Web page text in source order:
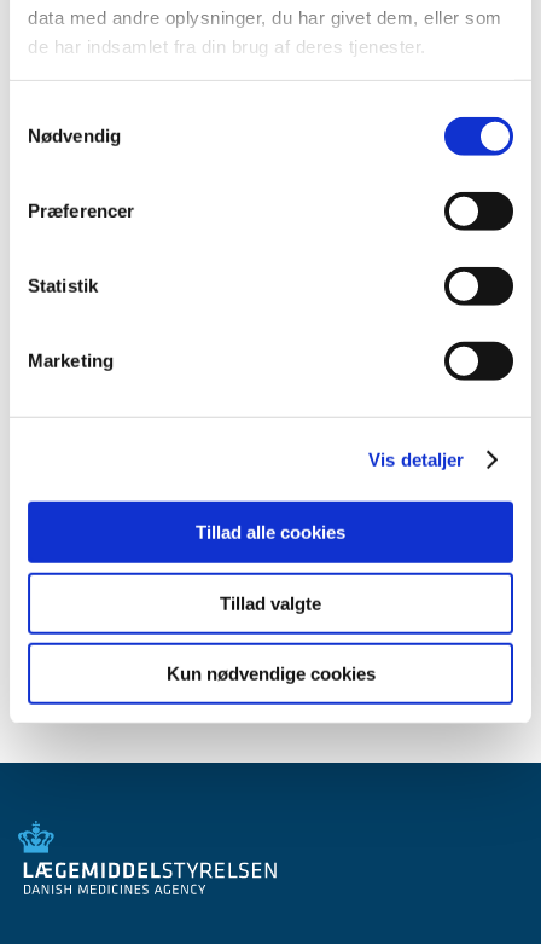
data med andre oplysninger, du har givet dem, eller som
de har indsamlet fra din brug af deres tjenester.
Nødvendig
Præferencer
Statistik
Marketing
Vis detaljer
Tillad alle cookies
Tillad valgte
Kun nødvendige cookies
2021 (32)
2020 (13)
2019 (41)
2015 (31)
2013 (45)
2011 (13)
2009 (14)